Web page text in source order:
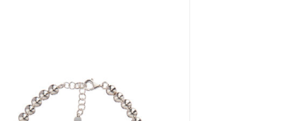
alla lista
dei
desideri